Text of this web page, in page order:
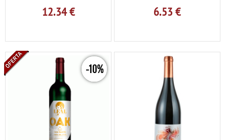
12.34€ 6.53€
-10%